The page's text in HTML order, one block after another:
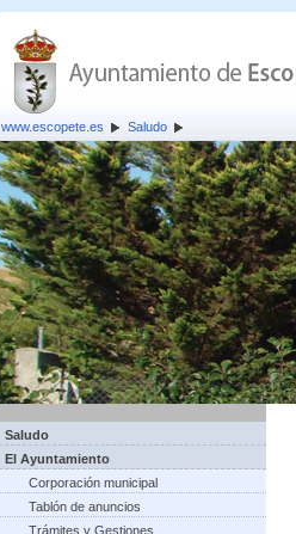
www.escopete.es Saludo
Saludo
El Ayuntamiento
Corporación municipal
Tablón de anuncios
Trámites y Gestiones